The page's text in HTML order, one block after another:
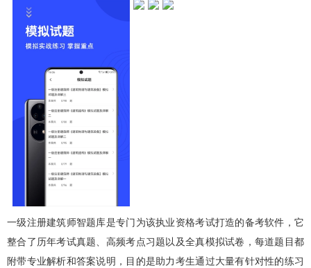
一级注册建筑师智题库是专门为该执业资格考试打造的备考软件，它
整合了历年考试真题、高频考点习题以及全真模拟试卷，每道题目都
附带专业解析和答案说明，目的是助力考生通过大量有针对性的练习